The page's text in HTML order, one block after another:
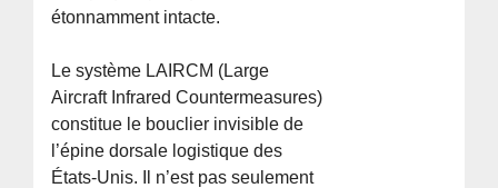
étonnamment intacte.
Le système LAIRCM (Large
Aircraft Infrared Countermeasures)
constitue le bouclier invisible de
l’épine dorsale logistique des
États-Unis. Il n’est pas seulement